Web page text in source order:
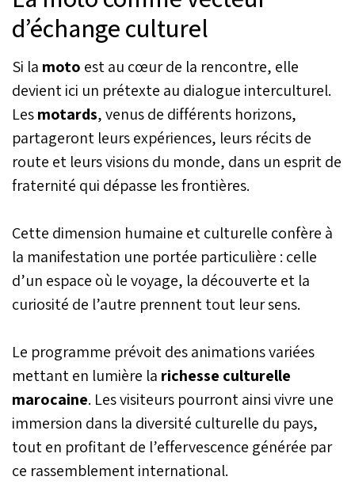
d’échange culturel
Si la moto est au cœur de la rencontre, elle
devient ici un prétexte au dialogue interculturel.
Lesmotards, venus de différents horizons,
partageront leurs expériences, leurs récits de
route et leurs visions du monde, dans un esprit de
fraternité qui dépasse les frontières.
Cette dimension humaine et culturelle confère à
la manifestation une portée particulière : celle
d’un espace où le voyage, la découverte et la
curiosité de l’autre prennent tout leur sens.
Le programme prévoit des animations variées
mettant en lumière la richesse culturelle
marocaine. Les visiteurs pourront ainsi vivre une
immersion dans la diversité culturelle du pays,
tout en profitant de l’effervescence générée par
ce rassemblement international.